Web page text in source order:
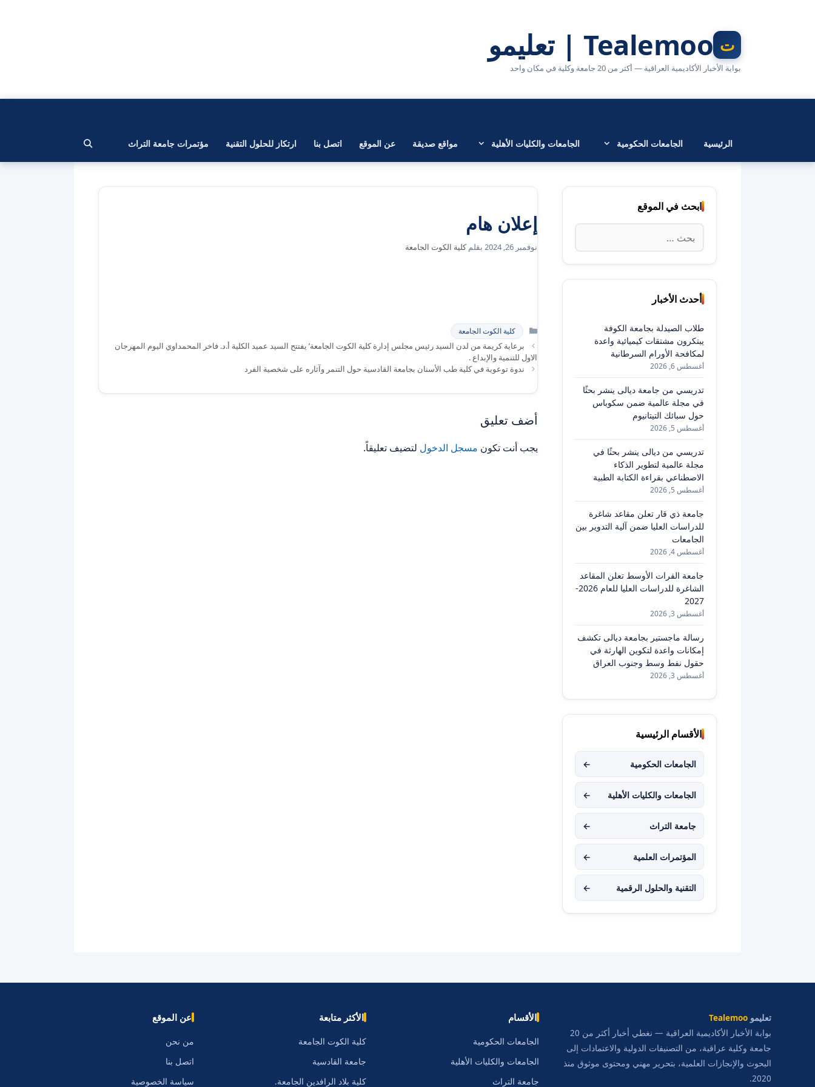
Tealemoo | تعليمو
بوابة الأخبار الأكاديمية العراقية — أكثر من 20 جامعة وكلية في مكان واحد
الرئيسية الجامعات الحكومية الجامعات والكليات الأهلية مواقع صديقة عن الموقع اتصل بنا ارتكاز للحلول التقنية مؤتمرات جامعة التراث
إعلان هام
نوفمبر 26, 2024 بقلمكلية الكوت الجامعة
التصنيفات
كلية الكوت الجامعة
برعاية كريمة من لدن السيد رئيس مجلس إدارة كلية الكوت الجامعة’ يفتتح السيد عميد الكلية أ.د. فاخر المحمداوي اليوم المهرجان
الاول للتنمية والإبداع .
ندوة توعوية في كلية طب الأسنان بجامعة القادسية حول التنمر وآثاره على شخصية الفرد
أضف تعليق
يجب أنت تكون مسجل الدخول لتضيف تعليقاً.
ابحث في الموقع
البحث
عن:
أحدث الأخبار
طلاب الصيدلة بجامعة الكوفة
يبتكرون مشتقات كيميائية واعدة
لمكافحة الأورام السرطانية
أغسطس 6, 2026
تدريسي من جامعة ديالى ينشر بحثًا
في مجلة عالمية ضمن سكوباس
حول سبائك التيتانيوم
أغسطس 5, 2026
تدريسي من ديالى ينشر بحثًا في
مجلة عالمية لتطوير الذكاء
الاصطناعي بقراءة الكتابة الطبية
أغسطس 5, 2026
جامعة ذي قار تعلن مقاعد شاغرة
للدراسات العليا ضمن آلية التدوير بين
الجامعات
أغسطس 4, 2026
جامعة الفرات الأوسط تعلن المقاعد
الشاغرة للدراسات العليا للعام 2026-
2027
أغسطس 3, 2026
رسالة ماجستير بجامعة ديالى تكشف
إمكانات واعدة لتكوين الهارثة في
حقول نفط وسط وجنوب العراق
أغسطس 3, 2026
الأقسام الرئيسية
الجامعات الحكومية ←
الجامعات والكليات الأهلية ←
جامعة التراث ←
المؤتمرات العلمية ←
التقنية والحلول الرقمية ←
تعليمو Tealemoo
بوابة الأخبار الأكاديمية العراقية — نغطي أخبار أكثر من 20
جامعة وكلية عراقية، من التصنيفات الدولية والاعتمادات إلى
البحوث والإنجازات العلمية، بتحرير مهني ومحتوى موثوق منذ
2020.
الأقسام
الجامعات الحكومية
الجامعات والكليات الأهلية
جامعة التراث
الأكثر متابعة
كلية الكوت الجامعة
جامعة القادسية
كلية بلاد الرافدين الجامعة.
عن الموقع
من نحن
اتصل بنا
سياسة الخصوصية